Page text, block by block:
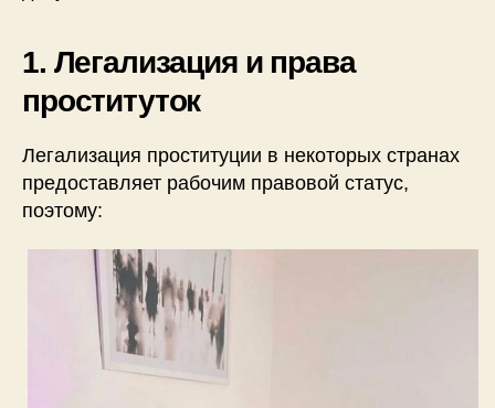
1. Легализация и права
проституток
Легализация проституции в некоторых странах
предоставляет рабочим правовой статус,
поэтому: